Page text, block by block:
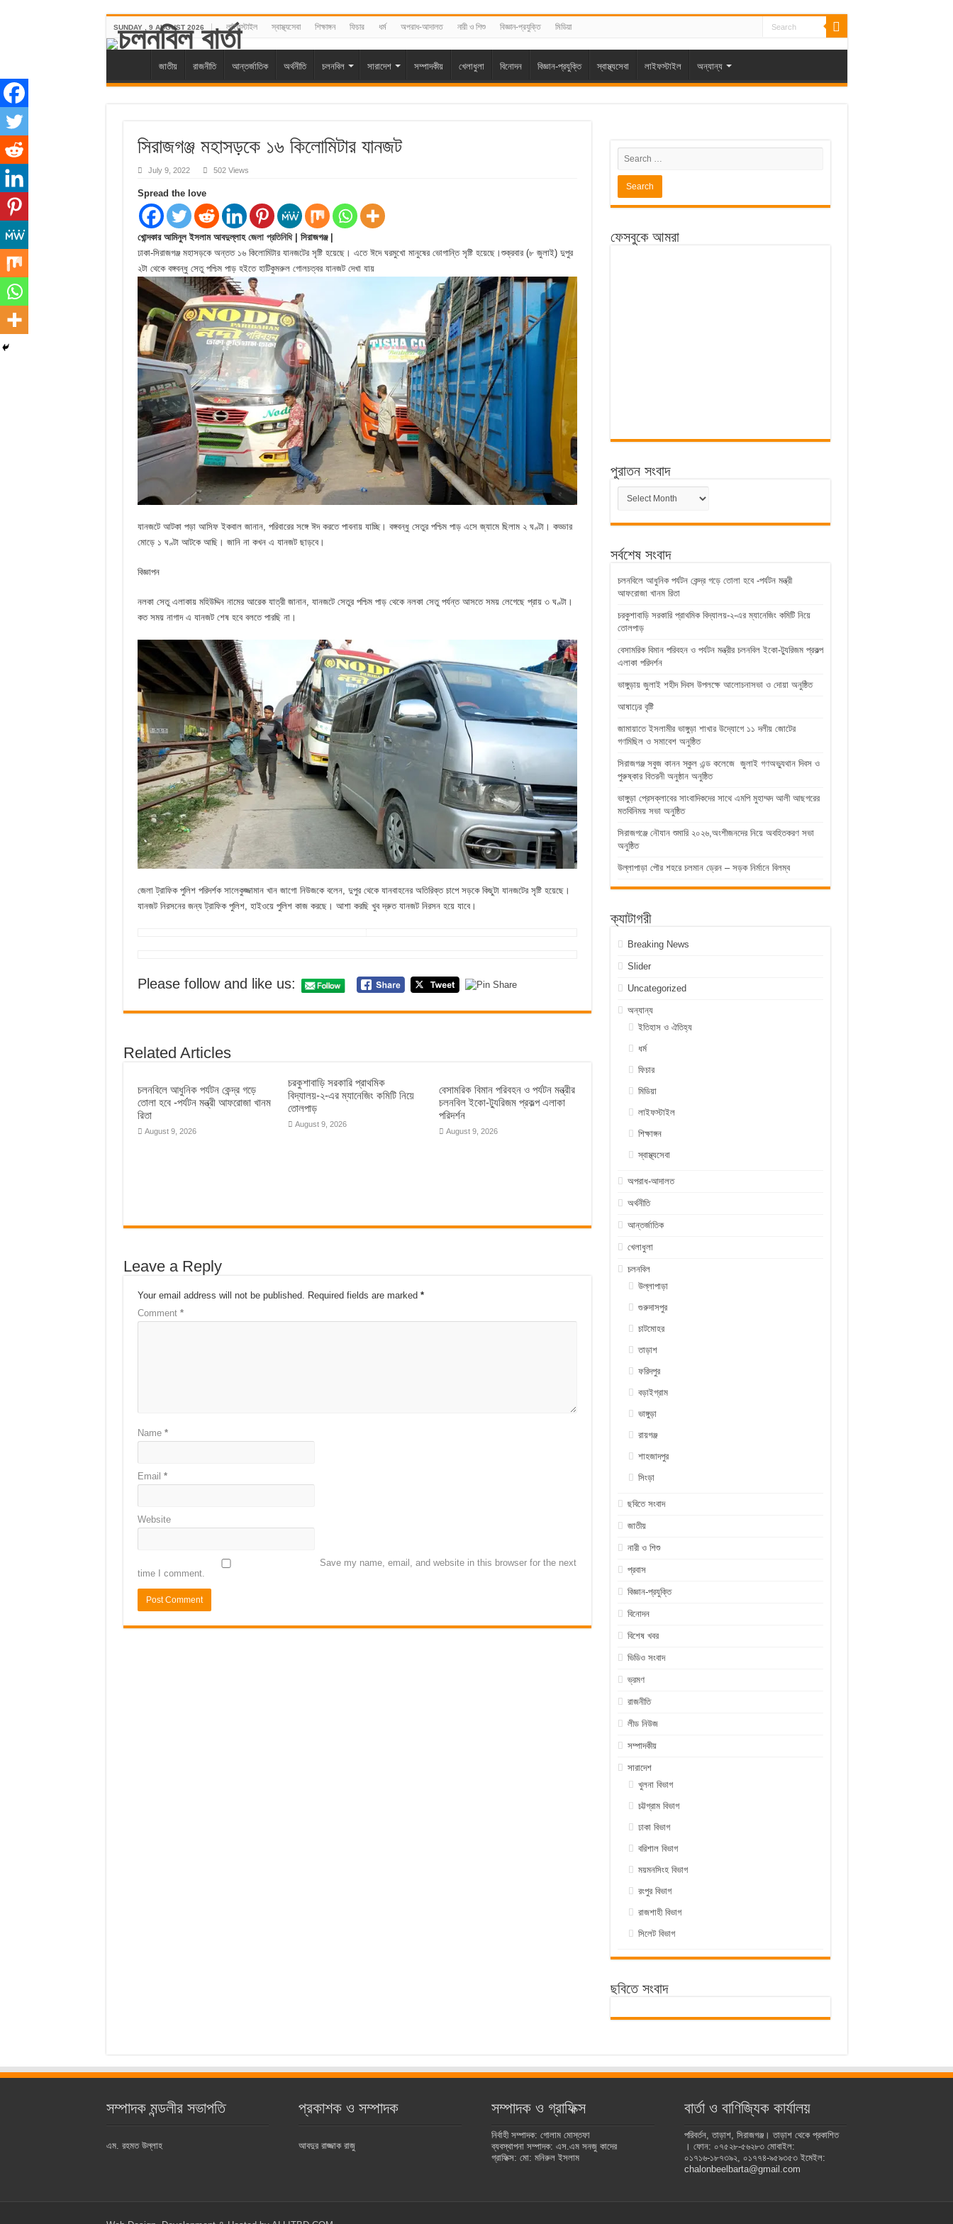
SUNDAY , 9 AUGUST 2026 লাইফস্টাইল স্বাস্থ্যসেবা শিক্ষাঙ্গন ফিচার ধর্ম অপরাধ-আদালত নারী ও শিশু বিজ্ঞান-প্রযুক্তি মিডিয়া
জাতীয় রাজনীতি আন্তর্জাতিক অর্থনীতি চলনবিল সারাদেশ সম্পাদকীয় খেলাধুলা বিনোদন বিজ্ঞান-প্রযুক্তি স্বাস্থ্যসেবা লাইফস্টাইল অন্যান্য
সিরাজগঞ্জ মহাসড়কে ১৬ কিলোমিটার যানজট
July 9, 2022 502 Views
Spread the love
খোন্দকার আমিনুল ইসলাম আবদুল্লাহ জেলা প্রতিনিধি
| সিরাজগঞ্জ |
ঢাকা-সিরাজগঞ্জ মহাসড়কে অন্তত ১৬ কিলোমিটার যানজটের সৃষ্টি হয়েছে। এতে ঈদে ঘরমুখো মানুষের ভোগান্তি সৃষ্টি হয়েছে।শুক্রবার (৮ জুলাই) দুপুর
২টা থেকে বঙ্গবন্ধু সেতু পশ্চিম পাড় হইতে হাটিকুমরুল গোলচত্বর যানজট দেখা যায়
যানজটে আটকা পড়া আসিফ ইকবাল জানান, পরিবারের সঙ্গে ঈদ করতে পাবনায় যাচ্ছি। বঙ্গবন্ধু সেতুর পশ্চিম পাড় এসে জ্যামে ছিলাম ২ ঘণ্টা। কড্ডার
মোড়ে ১ ঘণ্টা আটকে আছি। জানি না কখন এ যানজট ছাড়বে।
বিজ্ঞাপন
নলকা সেতু এলাকায় মহিউদ্দিন নামের আরেক যাত্রী জানান, যানজটে সেতুর পশ্চিম পাড় থেকে নলকা সেতু পর্যন্ত আসতে সময় লেগেছে প্রায় ৩ ঘণ্টা।
কত সময় নাগাদ এ যানজট শেষ হবে বলতে পারছি না।
জেলা ট্রাফিক পুলিশ পরিদর্শক সালেকুজ্জামান খান জাগো নিউজকে বলেন, দুপুর থেকে যানবাহনের অতিরিক্ত চাপে সড়কে কিছুটা যানজটের সৃষ্টি হয়েছে।
যানজট নিরসনের জন্য ট্রাফিক পুলিশ, হাইওয়ে পুলিশ কাজ করছে। আশা করছি খুব দ্রুত যানজট নিরসন হয়ে যাবে।
Please follow and like us:
Related Articles
চলনবিলে আধুনিক পর্যটন কেন্দ্র গড়ে
তোলা হবে -পর্যটন মন্ত্রী আফরোজা খানম
রিতা
August 9, 2026
চরকুশাবাড়ি সরকারি প্রাথমিক
বিদ্যালয়-২-এর ম্যানেজিং কমিটি নিয়ে
তোলপাড়
August 9, 2026
বেসামরিক বিমান পরিবহন ও পর্যটন মন্ত্রীর
চলনবিল ইকো-ট্যুরিজম প্রকল্প এলাকা
পরিদর্শন
August 9, 2026
Leave a Reply
Your email address will not be published. Required fields are marked *
Comment *
Name *
Email *
Website
Save my name, email, and website in this browser for the next
time I comment.
ফেসবুকে আমরা
পুরাতন সংবাদ
পুরাতন
সংবাদ
সর্বশেষ সংবাদ
চলনবিলে আধুনিক পর্যটন কেন্দ্র গড়ে তোলা হবে -পর্যটন মন্ত্রী
আফরোজা খানম রিতা
চরকুশাবাড়ি সরকারি প্রাথমিক বিদ্যালয়-২-এর ম্যানেজিং কমিটি নিয়ে
তোলপাড়
বেসামরিক বিমান পরিবহন ও পর্যটন মন্ত্রীর চলনবিল ইকো-ট্যুরিজম প্রকল্প
এলাকা পরিদর্শন
ভাঙ্গুড়ায় জুলাই শহীদ দিবস উপলক্ষে আলোচনাসভা ও দোয়া অনুষ্ঠিত
আষাঢ়ের বৃষ্টি
জামায়াতে ইসলামীর ভাঙ্গুড়া শাখার উদ্যোগে ১১ দলীয় জোটের
গণমিছিল ও সমাবেশ অনুষ্ঠিত
সিরাজগঞ্জ সবুজ কানন স্কুল এন্ড কলেজে জুলাই গণঅভ্যুথান দিবস ও
পুরুষ্কার বিতরনী অনুষ্ঠান অনুষ্ঠিত
ভাঙ্গুড়া প্রেসক্লাবের সাংবাদিকদের সাথে এমপি মুহাম্মদ আলী আছগরের
মতবিনিময় সভা অনুষ্ঠিত
সিরাজগঞ্জে নৌযান শুমারি ২০২৬,অংশীজনদের নিয়ে অবহিতকরণ সভা
অনুষ্ঠিত
উল্লাপাড়া পৌর শহরে চলমান ড্রেন – সড়ক নির্মানে বিলম্ব
ক্যাটাগরী
Breaking News
Slider
Uncategorized
অন্যান্য
ইতিহাস ও ঐতিহ্য
ধর্ম
ফিচার
মিডিয়া
লাইফস্টাইল
শিক্ষাঙ্গন
স্বাস্থ্যসেবা
অপরাধ-আদালত
অর্থনীতি
আন্তর্জাতিক
খেলাধুলা
চলনবিল
উল্লাপাড়া
গুরুদাসপুর
চাটমোহর
তাড়াশ
ফরিদপুর
বড়াইগ্রাম
ভাঙ্গুড়া
রায়গঞ্জ
শাহজাদপুর
সিংড়া
ছবিতে সংবাদ
জাতীয়
নারী ও শিশু
প্রবাস
বিজ্ঞান-প্রযুক্তি
বিনোদন
বিশেষ খবর
ভিডিও সংবাদ
ভ্রমণ
রাজনীতি
লীড নিউজ
সম্পাদকীয়
সারাদেশ
খুলনা বিভাগ
চট্টগ্রাম বিভাগ
ঢাকা বিভাগ
বরিশাল বিভাগ
ময়মনসিংহ বিভাগ
রংপুর বিভাগ
রাজশাহী বিভাগ
সিলেট বিভাগ
ছবিতে সংবাদ
সম্পাদক মন্ডলীর সভাপতি
এম. রহমত উল্লাহ
প্রকাশক ও সম্পাদক
আবদুর রাজ্জাক রাজু
সম্পাদক ও গ্রাফিক্স
নির্বাহী সম্পাদক: গোলাম মোস্তফা
ব্যবস্থাপনা সম্পাদক: এস.এম সনজু কাদের
গ্রাফিক্স: মো: মনিরুল ইসলাম
বার্তা ও বাণিজ্যিক কার্যালয়
পরিবর্তন, তাড়াশ, সিরাজগঞ্জ। তাড়াশ থেকে প্রকাশিত
। ফোন: ০৭৫২৮-৫৬২৮৩ মোবাইল:
০১৭১৬-১৮৭৩৯২, ০১৭৭৪-৯৫৯৩৫৩ ইমেইল:
chalonbeelbarta@gmail.com